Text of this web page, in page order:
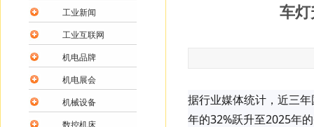
车
据行业媒体统计，近三
年的32%跃升至2025年
工业新闻
工业互联网
机电品牌
机电展会
机械设备
数控机床